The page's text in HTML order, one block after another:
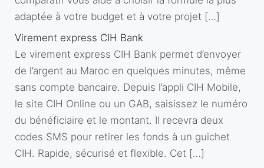
adaptée à votre budget et à votre projet […]
Virement express CIH Bank
Le virement express CIH Bank permet d’envoyer
de l’argent au Maroc en quelques minutes, même
sans compte bancaire. Depuis l’appli CIH Mobile,
le site CIH Online ou un GAB, saisissez le numéro
du bénéficiaire et le montant. Il recevra deux
codes SMS pour retirer les fonds à un guichet
CIH. Rapide, sécurisé et flexible. Cet […]